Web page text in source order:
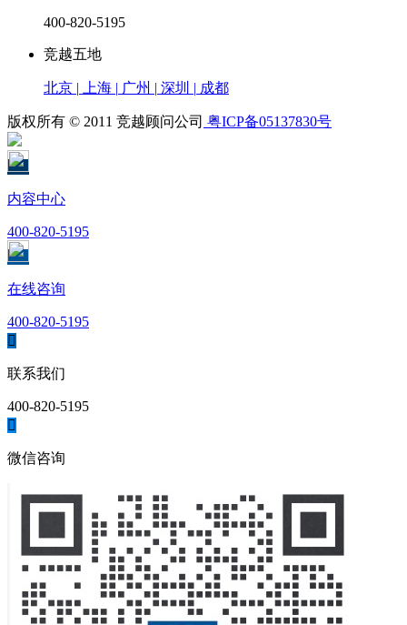
400-820-5195
竞越五地
北京 | 上海 | 广州 | 深圳 | 成都
版权所有 © 2011 竞越顾问公司 粤ICP备05137830号
内容中心
400-820-5195
在线咨询
400-820-5195

联系我们
400-820-5195

微信咨询